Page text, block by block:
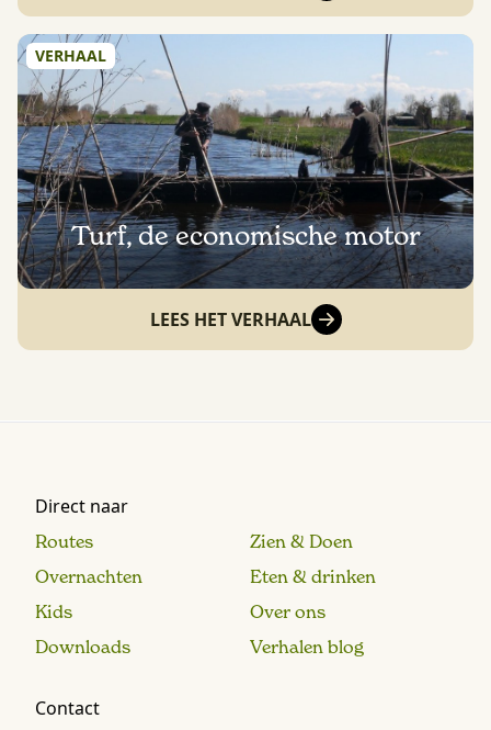
VERHAAL
Turf, de economische motor
LEES HET VERHAAL
Direct naar
Routes
Zien & Doen
Overnachten
Eten & drinken
Kids
Over ons
Downloads
Verhalen blog
Contact